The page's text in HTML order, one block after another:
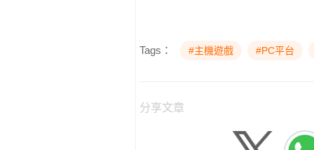
Tags： #主機遊戲 #PC平台
分享文章